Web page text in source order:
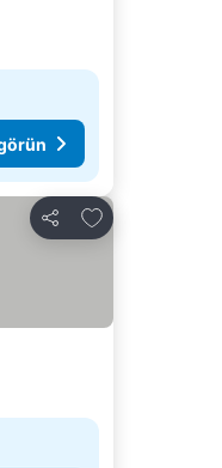
Paylaş
Favorilerime ekle